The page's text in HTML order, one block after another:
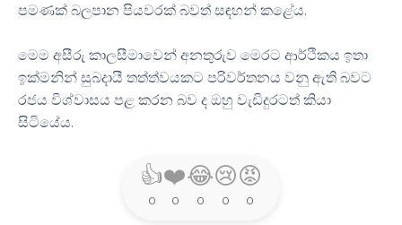
පමණක් බලපාන පියවරක් බවත් සඳහන් කළේය.
මෙම අසීරු කාලසීමාවෙන් අනතුරුව මෙරට ආර්ථිකය ඉතා
ඉක්මනින් සුබදායී තත්ත්වයකට පරිවර්තනය වනු ඇති බවට
රජය විශ්වාසය පළ කරන බව ද ඔහු වැඩිදුරටත් කියා
සිටියේය.
👍
0
❤️
0
😂
0
😢
0
😡
0